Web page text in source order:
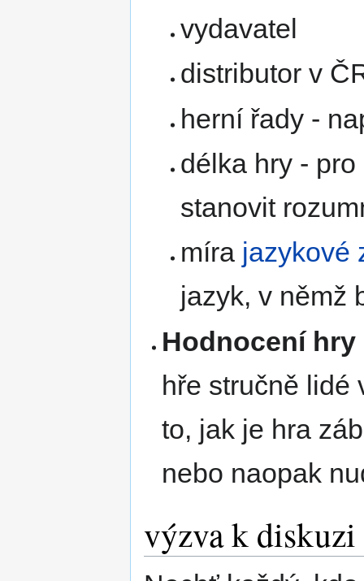
vydavatel
distributor v
herní řady -
délka hry -
stanovit
míra jazykové
jazyk, v němž
Hodnocení hry
hře stručně lidé
to, jak je hra
nebo naopak
výzva k diskuzi